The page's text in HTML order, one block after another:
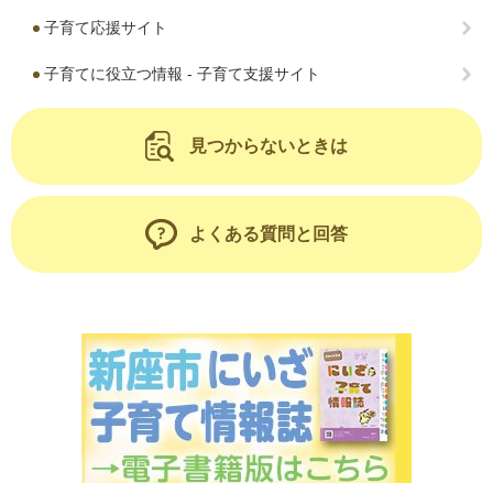
子育て応援サイト
子育てに役立つ情報 - 子育て支援サイト
見つからないときは
よくある質問と回答